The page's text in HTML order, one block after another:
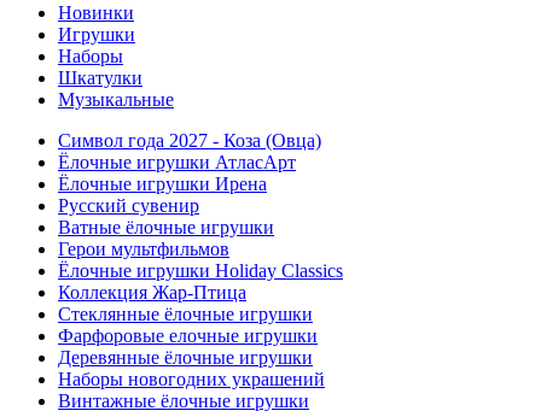
Новинки
Игрушки
Наборы
Шкатулки
Музыкальные
Символ года 2027 - Коза (Овца)
Ёлочные игрушки АтласАрт
Ёлочные игрушки Ирена
Русский сувенир
Ватные ёлочные игрушки
Герои мультфильмов
Ёлочные игрушки Holiday Classics
Коллекция Жар-Птица
Стеклянные ёлочные игрушки
Фарфоровые елочные игрушки
Деревянные ёлочные игрушки
Наборы новогодних украшений
Винтажные ёлочные игрушки